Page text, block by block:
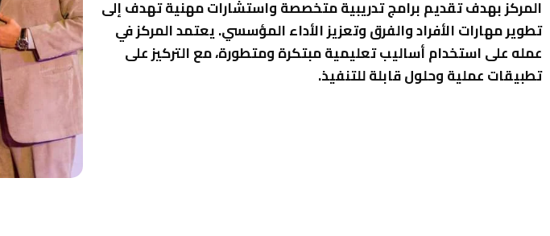
المركز بهدف تقديم برامج تدريبية متخصصة واستشارات مهنية تهدف إلى
تطوير مهارات الأفراد والفرق وتعزيز الأداء المؤسسي. يعتمد المركز في
عمله على استخدام أساليب تعليمية مبتكرة ومتطورة، مع التركيز على
تطبيقات عملية وحلول قابلة للتنفيذ.